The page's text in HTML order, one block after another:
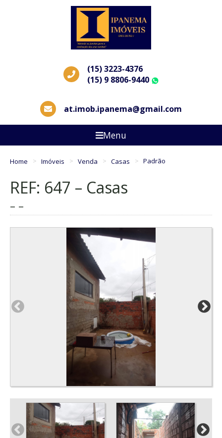
(15) 3223-4376
(15) 9 8806-9440
at.imob.ipanema@gmail.com
Menu
Home Imóveis Venda Casas Padrão
REF: 647 – Casas
– –